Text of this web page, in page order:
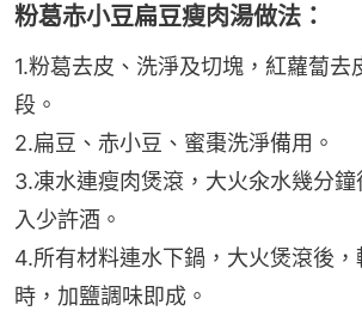
粉葛赤小豆扁豆瘦肉湯做法：
1.粉葛去皮、洗淨及切塊，紅蘿蔔去
段。
2.扁豆、赤小豆、蜜棗洗淨備用。
3.凍水連瘦肉煲滾，大火氽水幾分
入少許酒。
4.所有材料連水下鍋，大火煲滾後
時，加鹽調味即成。